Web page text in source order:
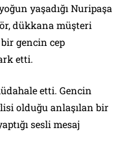
yaşadığı Nuripaşa
dükkana müşteri
gencin cep
etti.
etti. Gencin
olduğu anlaşılan bir
sesli mesaj